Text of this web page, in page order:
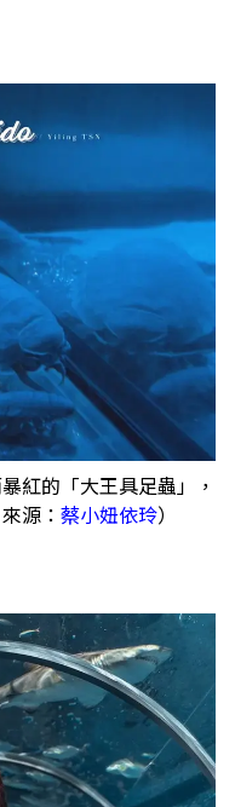
紅的「大王具足蟲」，
源： 蔡小妞依玲）